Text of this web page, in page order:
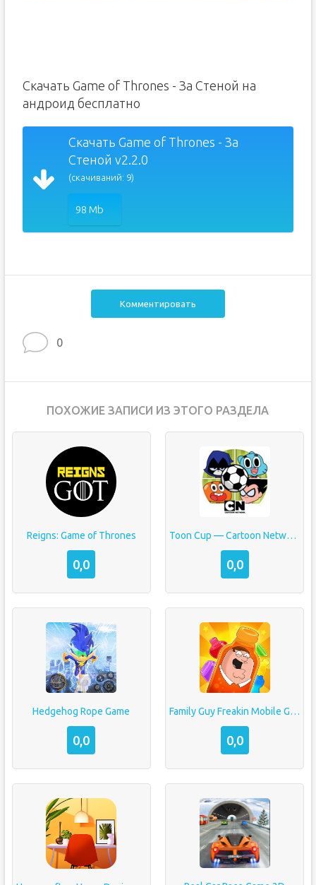
Скачать Game of Thrones - За Стеной на
андроид бесплатно
Скачать Game of Thrones - За
Стеной v2.2.0
(скачиваний: 9)
98 Mb
Комментировать
0
ПОХОЖИЕ ЗАПИСИ ИЗ ЭТОГО РАЗДЕЛА
Reigns: Game of Thrones
0,0
Toon Cup — Cartoon Network’s Soccer Game
0,0
Hedgehog Rope Game
0,0
Family Guy Freakin Mobile Game
0,0